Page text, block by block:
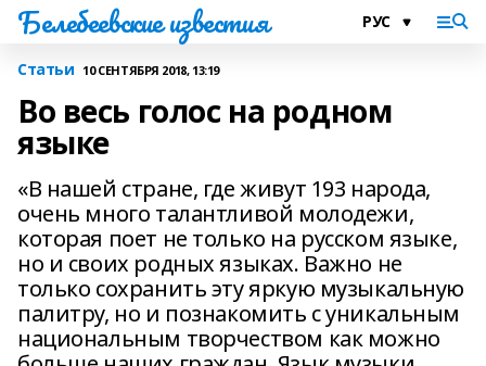
Белебеевские известия
Статьи 10 СЕНТЯБРЯ 2018, 13:19
Во весь голос на родном
языке
«В нашей стране, где живут 193 народа,
очень много талантливой молодежи,
которая поет не только на русском языке,
но и своих родных языках. Важно не
только сохранить эту яркую музыкальную
палитру, но и познакомить с уникальным
национальным творчеством как можно